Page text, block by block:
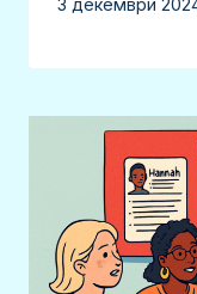
3 декември